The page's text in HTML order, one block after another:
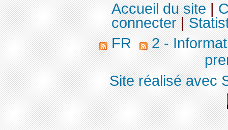
Accueil du site|
connecter|
FR
2 -
Site réalisé avec